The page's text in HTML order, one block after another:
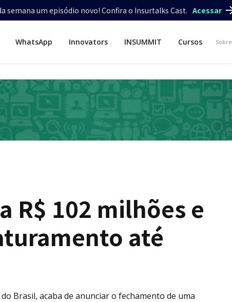
semana um episódio novo! Confira o Insurtalks Cast. Acessar
WhatsApp Innovators INSUMMIT Cursos Sobre
R$ 102 milhões e
até
Brasil, acaba de anunciar o fechamento de uma